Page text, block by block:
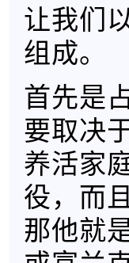
让我们
组成。
首先是
要取决
养活家
役，而
那他就